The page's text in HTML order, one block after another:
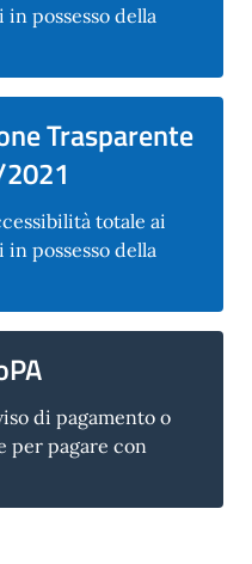
possesso della
Trasparente
totale ai
possesso della
di pagamento o
per pagare con